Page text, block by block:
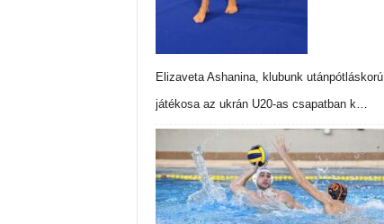
Elizaveta Ashanina, klubunk utánpótláskorú
játékosa az ukrán U20-as csapatban k…